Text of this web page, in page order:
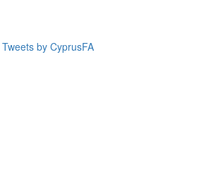
Tweets by CyprusFA